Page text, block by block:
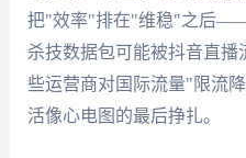
把"效率"排在"维稳"之后
杀技数据包可能被抖音直
些运营商对国际流量"限流
活像心电图的最后挣扎。